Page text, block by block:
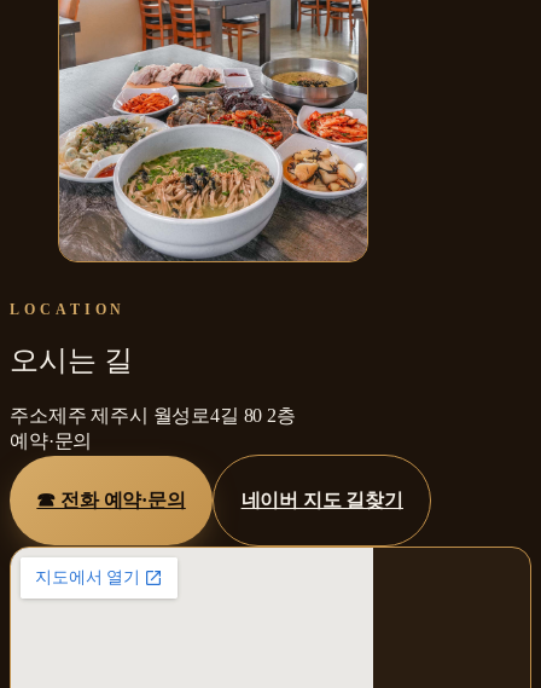
LOCATION
오시는 길
주소제주 제주시 월성로4길 80 2층
예약·문의
☎ 전화 예약·문의 네이버 지도 길찾기